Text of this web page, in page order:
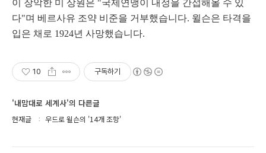
이 장악한 미 상원은 "국제연맹이 내정을 간섭해올 수 있
다"며 베르사유 조약 비준을 거부했습니다. 윌슨은 타격을
입은 채로 1924년 사망했습니다.
10 구독하기
'내맘대로 세계사'의 다른글
현재글 우드로 윌슨의 '14개 조항'